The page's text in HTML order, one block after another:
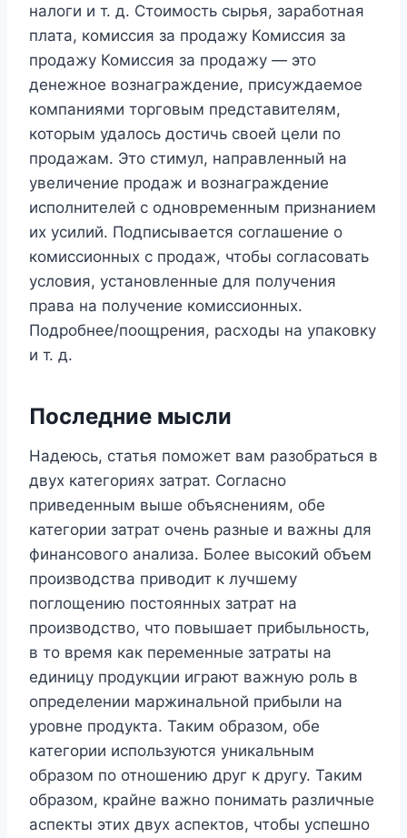
налоги и т. д. Стоимость сырья, заработная
плата, комиссия за продажу Комиссия за
продажу Комиссия за продажу — это
денежное вознаграждение, присуждаемое
компаниями торговым представителям,
которым удалось достичь своей цели по
продажам. Это стимул, направленный на
увеличение продаж и вознаграждение
исполнителей с одновременным признанием
их усилий. Подписывается соглашение о
комиссионных с продаж, чтобы согласовать
условия, установленные для получения
права на получение комиссионных.
Подробнее/поощрения, расходы на упаковку
и т. д.
Последние мысли
Надеюсь, статья поможет вам разобраться в
двух категориях затрат. Согласно
приведенным выше объяснениям, обе
категории затрат очень разные и важны для
финансового анализа. Более высокий объем
производства приводит к лучшему
поглощению постоянных затрат на
производство, что повышает прибыльность,
в то время как переменные затраты на
единицу продукции играют важную роль в
определении маржинальной прибыли на
уровне продукта. Таким образом, обе
категории используются уникальным
образом по отношению друг к другу. Таким
образом, крайне важно понимать различные
аспекты этих двух аспектов, чтобы успешно